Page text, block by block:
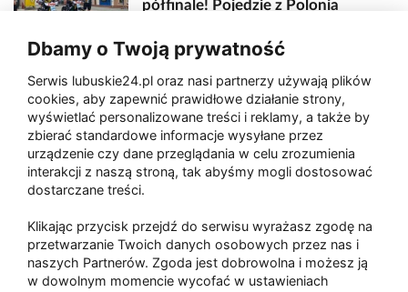
półfinale! Pojedzie z Polonia
Przed nami wielkie derby. Stal tym
razem w roli faworyta
Ostatni bieg zdecydował o
zwycięstwie. Falubaz przegrywa z
Paliwa
Dbamy o Twoją prywatność
Serwis lubuskie24.pl oraz nasi partnerzy używają plików
cookies, aby zapewnić prawidłowe działanie strony,
wyświetlać personalizowane treści i reklamy, a także by
zbierać standardowe informacje wysyłane przez
urządzenie czy dane przeglądania w celu zrozumienia
interakcji z naszą stroną, tak abyśmy mogli dostosować
dostarczane treści.
Klikając przycisk przejdź do serwisu wyrażasz zgodę na
przetwarzanie Twoich danych osobowych przez nas i
naszych Partnerów. Zgoda jest dobrowolna i możesz ją
w dowolnym momencie wycofać w ustawieniach